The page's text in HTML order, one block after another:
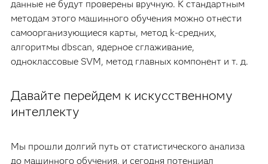
данные не будут проверены вручную. К стандартным
методам этого машинного обучения можно отнести
самоорганизующиеся карты, метод k-средних,
алгоритмы dbscan, ядерное сглаживание,
одноклассовые SVM, метод главных компонент и т. д.
Давайте перейдем к искусственному
интеллекту
Мы прошли долгий путь от статистического анализа
до машинного обучения, и сегодня потенциал